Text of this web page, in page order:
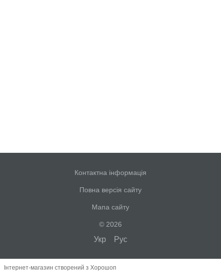
Контактна інформація
Повна версія сайту
Мапа сайту
© 2026
Укр Рус
Інтернет-магазин створений з Хорошоп